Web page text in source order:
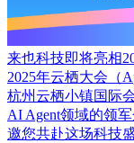
来也科技即将亮相
2025年云栖大会（
杭州云栖小镇国际
AI Agent领域的领
邀您共赴这场科技